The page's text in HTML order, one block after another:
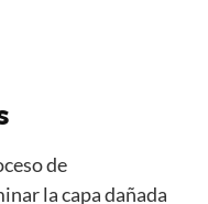
de
la capa dañada